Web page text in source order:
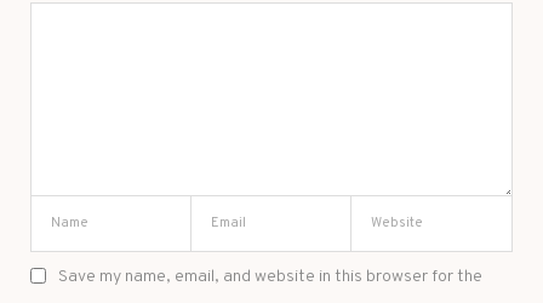
Save my name, email, and website in this browser for the